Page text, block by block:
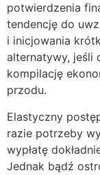
potwierdzenia
tendencję do
i inicjowania
alternatywy, jeśli
kompilację
przodu.
Elastyczny
razie potrzeby
wypłatę
Jednak bądź